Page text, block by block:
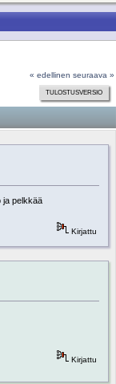
« edellinen seuraava »
TULOSTUSVERSIO
ja pelkkää
Kirjattu
Kirjattu